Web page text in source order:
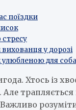
поїздки
стресу
у дорозі
улюбленою для
Хтось із